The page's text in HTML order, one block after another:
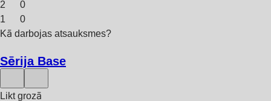
2
0
1
0
Kā darbojas atsauksmes?
Sērija Base
Likt grozā